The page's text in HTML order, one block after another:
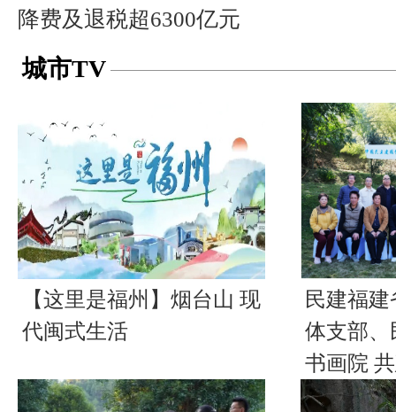
降费及退税超6300亿元
城市TV
【这里是福州】烟台山 现
代闽式生活
民建福
体支部、
书画院